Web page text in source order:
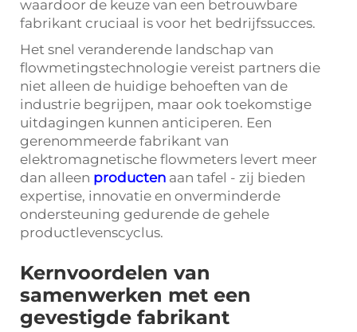
waardoor de keuze van een betrouwbare
fabrikant cruciaal is voor het bedrijfssucces.
Het snel veranderende landschap van
flowmetingstechnologie vereist partners die
niet alleen de huidige behoeften van de
industrie begrijpen, maar ook toekomstige
uitdagingen kunnen anticiperen. Een
gerenommeerde fabrikant van
elektromagnetische flowmeters levert meer
dan alleen producten aan tafel - zij bieden
expertise, innovatie en onverminderde
ondersteuning gedurende de gehele
productlevenscyclus.
Kernvoordelen van
samenwerken met een
gevestigde fabrikant